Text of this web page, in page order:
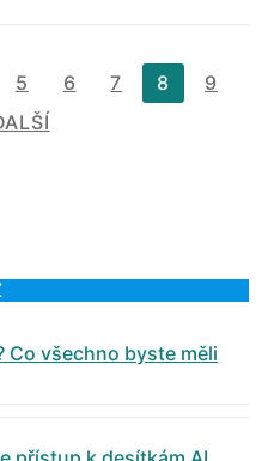
5 6 7 8
9
Co všechno byste měli